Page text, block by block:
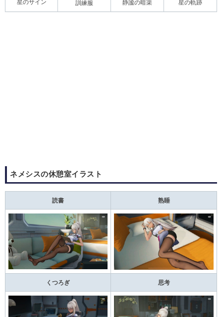
星のサイン 訓練服 静謐の暗渠 星の軌跡
ネメシスの休憩室イラスト
読書 熟睡
くつろぎ 思考